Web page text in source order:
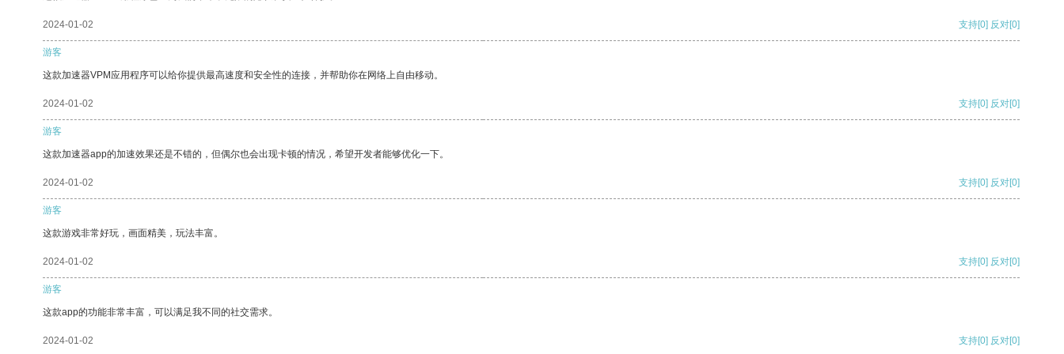
2024-01-02 支持[0] 反对[0]
游客
这款加速器VPM应用程序可以给你提供最高速度和安全性的连接，并帮助你在网络上自由移动。
2024-01-02 支持[0] 反对[0]
游客
这款加速器app的加速效果还是不错的，但偶尔也会出现卡顿的情况，希望开发者能够优化一下。
2024-01-02 支持[0] 反对[0]
游客
这款游戏非常好玩，画面精美，玩法丰富。
2024-01-02 支持[0] 反对[0]
游客
这款app的功能非常丰富，可以满足我不同的社交需求。
2024-01-02 支持[0] 反对[0]